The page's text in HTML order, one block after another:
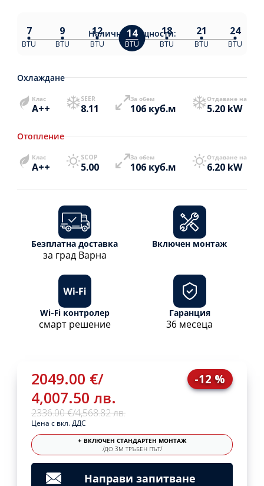
2049.00 €/
4,007.50 лв.
2336.00 €/4,568.82 лв.
-12 %
Цена с вкл. ДДС
+ ВКЛЮЧЕН СТАНДАРТЕН МОНТАЖ
/ДО 3М ТРЪБЕН ПЪТ/
Направи запитване
Наличнимощности:
7
BTU
9
BTU
12
BTU
14
BTU
18
BTU
21
BTU
24
BTU
Охлаждане
Клас
A++
SEER
8.11
За обем
106 куб.м
Отдаване на
5.20 kW
Отопление
Клас
A++
SCOP
5.00
За обем
106 куб.м
Отдаване на
6.20 kW
Безплатна доставка
за град Варна
Включен монтаж
Wi-Fi контролер
смарт решение
Гаранция
36 месеца